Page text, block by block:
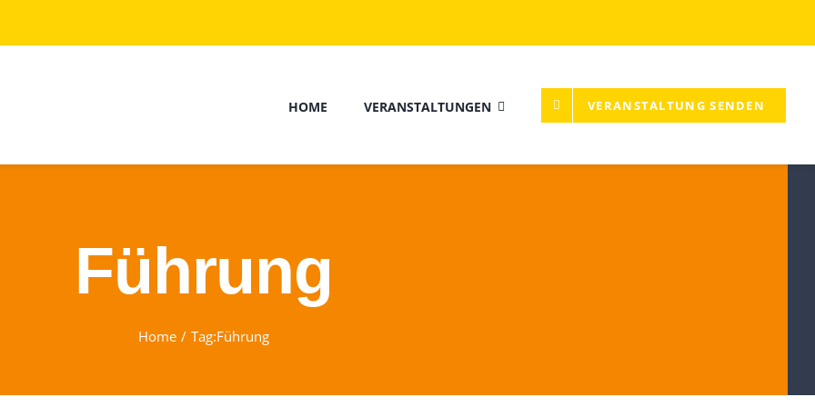
HOME VERANSTALTUNGEN VERANSTALTUNG SENDEN
Führung
Home Tag:Führung